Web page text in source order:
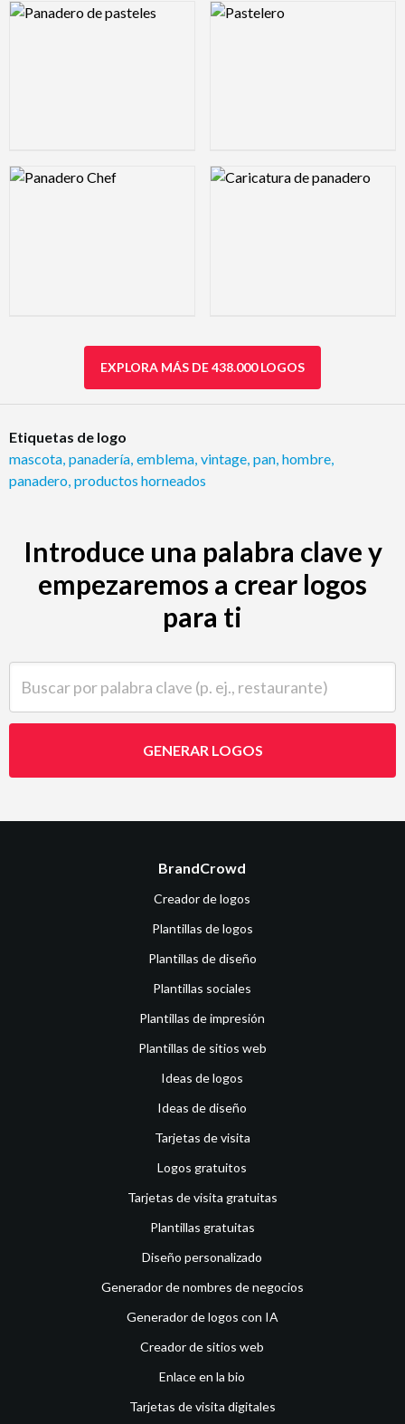
Logo Preview Image Logo Preview Image
Logo Preview Image Logo Preview Image
EXPLORA MÁS DE 438.000 LOGOS
Etiquetas de logo
mascota panadería emblema vintage pan hombre
panadero productos horneados
Introduce una palabra clave y
empezaremos a crear logos
para ti
GENERAR LOGOS
BrandCrowd
Creador de logos
Plantillas de logos
Plantillas de diseño
Plantillas sociales
Plantillas de impresión
Plantillas de sitios web
Ideas de logos
Ideas de diseño
Tarjetas de visita
Logos gratuitos
Tarjetas de visita gratuitas
Plantillas gratuitas
Diseño personalizado
Generador de nombres de negocios
Generador de logos con IA
Creador de sitios web
Enlace en la bio
Tarjetas de visita digitales